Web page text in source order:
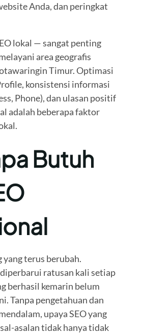
Anda, dan peringkat
lokal — sangat penting
area geografis
Timur. Optimasi
konsistensi informasi
Phone), dan ulasan positif
adalah beberapa faktor
Butuh
yang terus berubah.
ratusan kali setiap
berhasil kemarin belum
Tanpa pengetahuan dan
upaya SEO yang
asalan tidak hanya tidak